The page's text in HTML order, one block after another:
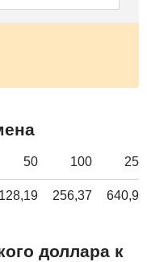
50 100 250
128,19 256,37 640,94
доллара к